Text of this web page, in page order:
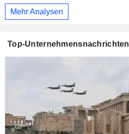
Mehr Analysen
Top-Unternehmensnachrichten